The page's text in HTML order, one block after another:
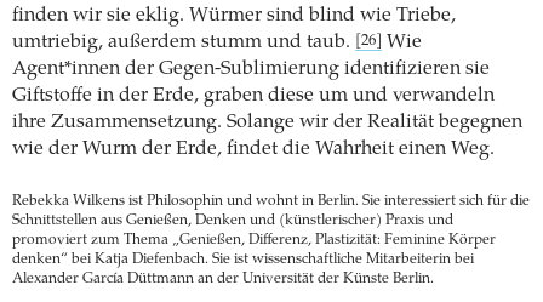
finden wir sie eklig. Würmer sind blind wie Triebe,
umtriebig, außerdem stumm und taub.
[26]
Wie
Agent*innen der Gegen-Sublimierung identifizieren sie
Giftstoffe in der Erde, graben diese um und verwandeln
ihre Zusammensetzung. Solange wir der Realität begegnen
wie der Wurm der Erde, findet die Wahrheit einen Weg.
Rebekka Wilkens ist Philosophin und wohnt in Berlin. Sie interessiert sich für die
Schnittstellen aus Genießen, Denken und (künstlerischer) Praxis und
promoviert zum Thema „Genießen, Differenz, Plastizität: Feminine Körper
denken“ bei Katja Diefenbach. Sie ist wissenschaftliche Mitarbeiterin bei
Alexander García Düttmann an der Universität der Künste Berlin.